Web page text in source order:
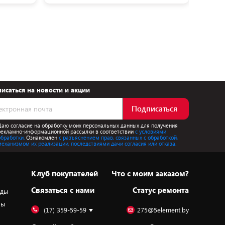
на новости и акции
Подписаться
согласие на обработку моих персональных данных для получения
информационной рассылки в соответствиис условиями
Ознакомлен с разъяснением прав, связанных с обработкой,
их реализации, последствиями дачи согласия или отказа.
Клуб покупателей
Cвязаться с нами
Что с моим заказом?
Статус ремонта
(17) 359-59-59 275@5element.by